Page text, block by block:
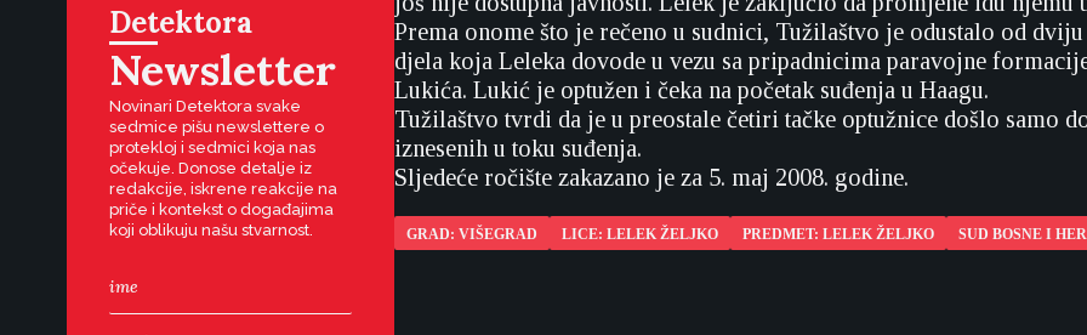
Detektora
Newsletter
Novinari Detektora svake
sedmice pišu newslettere o
protekloj i sedmici koja nas
očekuje. Donose detalje iz
redakcije, iskrene reakcije na
priče i kontekst o događajima
koji oblikuju našu stvarnost.
Prema onome što je rečeno u sudnici, Tužilaštvo je odustalo od
djela koja Leleka dovode u vezu sa pripadnicima paravojne
Lukića. Lukić je optužen i čeka na početak suđenja u Haagu.
Tužilaštvo tvrdi da je u preostale četiri tačke optužnice došlo samo
iznesenih u toku suđenja.
Sljedeće ročište zakazano je za 5. maj 2008. godine.
GRAD: VIŠEGRAD LICE: LELEK ŽELJKO PREDMET: LELEK ŽELJKO SUD BOSNE I